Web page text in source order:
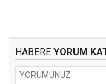
HABERE YORUM